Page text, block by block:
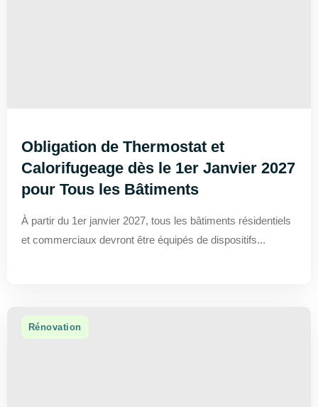
Obligation de Thermostat et
Calorifugeage dès le 1er Janvier 2027
pour Tous les Bâtiments
À partir du 1er janvier 2027, tous les bâtiments résidentiels
et commerciaux devront être équipés de dispositifs...
Rénovation